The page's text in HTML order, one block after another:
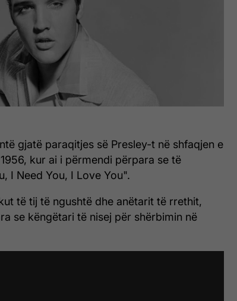
gjatë paraqitjes së Presley-t në shfaqjen e
kur ai i përmendi përpara se të
I Need You, I Love You".
të tij të ngushtë dhe anëtarit të rrethit,
se këngëtari të nisej për shërbimin në